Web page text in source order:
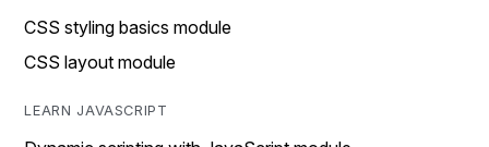
CSS styling basics module
CSS layout module
LEARN JAVASCRIPT